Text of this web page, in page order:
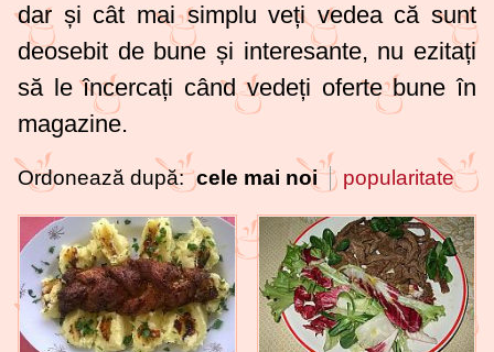
dar și cât mai simplu veți vedea că sunt
deosebit de bune și interesante, nu ezitați
să le încercați când vedeți oferte bune în
magazine.
Ordonează după: cele mai noi popularitate